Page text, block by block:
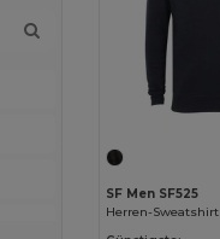
SF Men SF525
Herren-